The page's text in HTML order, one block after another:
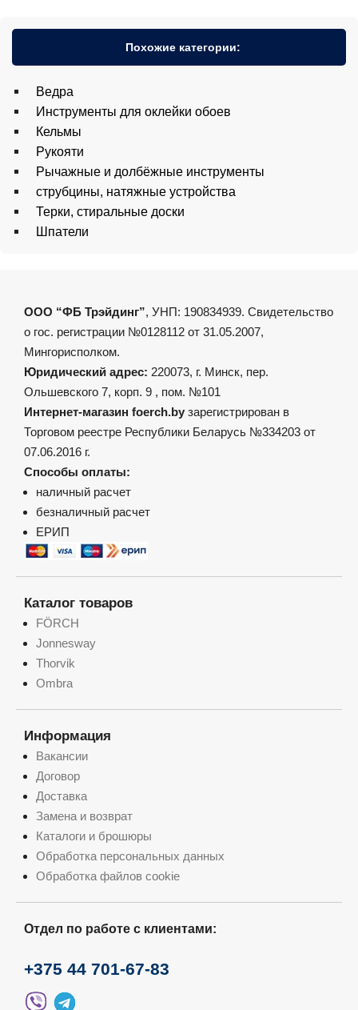
Похожие категории:
Ведра
Инструменты для оклейки обоев
Кельмы
Рукояти
Рычажные и долбёжные инструменты
струбцины, натяжные устройства
Терки, стиральные доски
Шпатели
ООО “ФБ Трэйдинг”, УНП: 190834939. Свидетельство
о гос. регистрации №0128112 от 31.05.2007,
Мингорисполком.
Юридический адрес: 220073, г. Минск, пер.
Ольшевского 7, корп. 9 , пом. №101
Интернет-магазин foerch.by зарегистрирован в
Торговом реестре Республики Беларусь №334203 от
07.06.2016 г.
Способы оплаты:
наличный расчет
безналичный расчет
ЕРИП
Каталог товаров
FÖRCH
Jonnesway
Thorvik
Ombra
Информация
Вакансии
Договор
Доставка
Замена и возврат
Каталоги и брошюры
Обработка персональных данных
Обработка файлов cookie
Отдел по работе с клиентами:
+375 44 701-67-83